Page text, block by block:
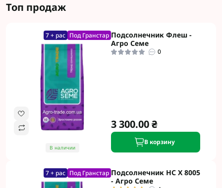
Топ продаж
7 + рас Под Гранстар
В наличии
Подсолнечник Флеш -
Агро Семе
0
3 300.00 ₴
В корзину
7 + рас Под Гранстар Подсолнечник НС Х 8005
- Агро Семе